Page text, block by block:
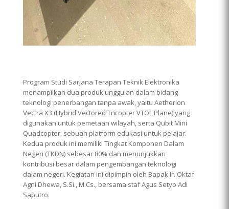
Program Studi Sarjana Terapan Teknik Elektronika
menampilkan dua produk unggulan dalam bidang
teknologi penerbangan tanpa awak, yaitu Aetherion
Vectra X3 (Hybrid Vectored Tricopter VTOL Plane) yang
digunakan untuk pemetaan wilayah, serta Qubit Mini
Quadcopter, sebuah platform edukasi untuk pelajar.
Kedua produk ini memiliki Tingkat Komponen Dalam
Negeri (TKDN) sebesar 80% dan menunjukkan
kontribusi besar dalam pengembangan teknologi
dalam negeri. Kegiatan ini dipimpin oleh Bapak Ir. Oktaf
Agni Dhewa, S.Si., M.Cs., bersama staf Agus Setyo Adi
Saputro.